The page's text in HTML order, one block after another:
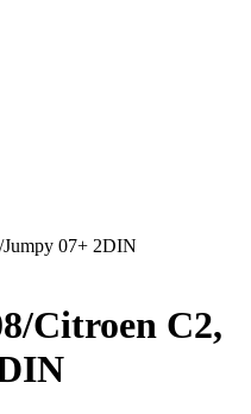
Jumpy 07+ 2DIN
Citroen C2,